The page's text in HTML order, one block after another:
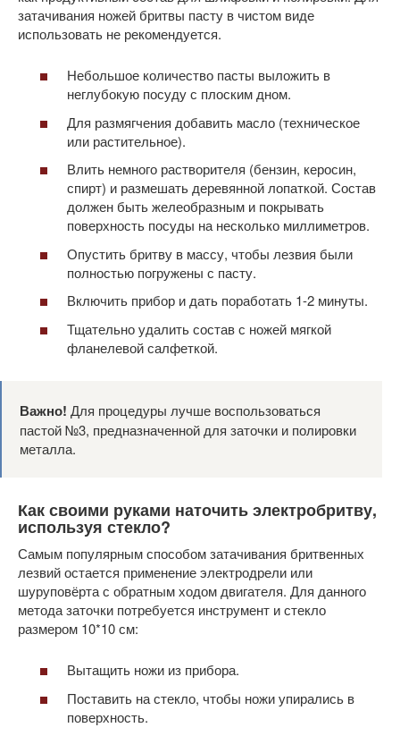
затачивания ножей бритвы пасту в чистом виде
использовать не рекомендуется.
Небольшое количество пасты выложить в
неглубокую посуду с плоским дном.
Для размягчения добавить масло (техническое
или растительное).
Влить немного растворителя (бензин, керосин,
спирт) и размешать деревянной лопаткой. Состав
должен быть желеобразным и покрывать
поверхность посуды на несколько миллиметров.
Опустить бритву в массу, чтобы лезвия были
полностью погружены с пасту.
Включить прибор и дать поработать 1-2 минуты.
Тщательно удалить состав с ножей мягкой
фланелевой салфеткой.
Важно! Для процедуры лучше воспользоваться
пастой №3, предназначенной для заточки и полировки
металла.
Как своими руками наточить электробритву,
используя стекло?
Самым популярным способом затачивания бритвенных
лезвий остается применение электродрели или
шуруповёрта с обратным ходом двигателя. Для данного
метода заточки потребуется инструмент и стекло
размером 10*10 см:
Вытащить ножи из прибора.
Поставить на стекло, чтобы ножи упирались в
поверхность.